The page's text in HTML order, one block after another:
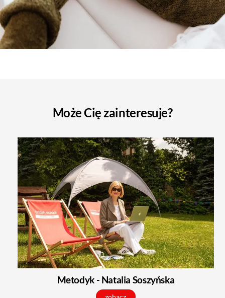
Może Cię zainteresuje?
Metodyk - Natalia Soszyńska